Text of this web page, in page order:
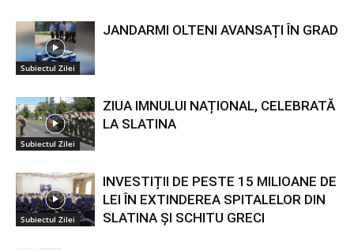
Subiectul Zilei
JANDARMI OLTENI AVANSAȚI ÎN GRAD
Subiectul Zilei
ZIUA IMNULUI NAȚIONAL, CELEBRATĂ
LA SLATINA
Subiectul Zilei
INVESTIȚII DE PESTE 15 MILIOANE DE
LEI ÎN EXTINDEREA SPITALELOR DIN
SLATINA ȘI SCHITU GRECI